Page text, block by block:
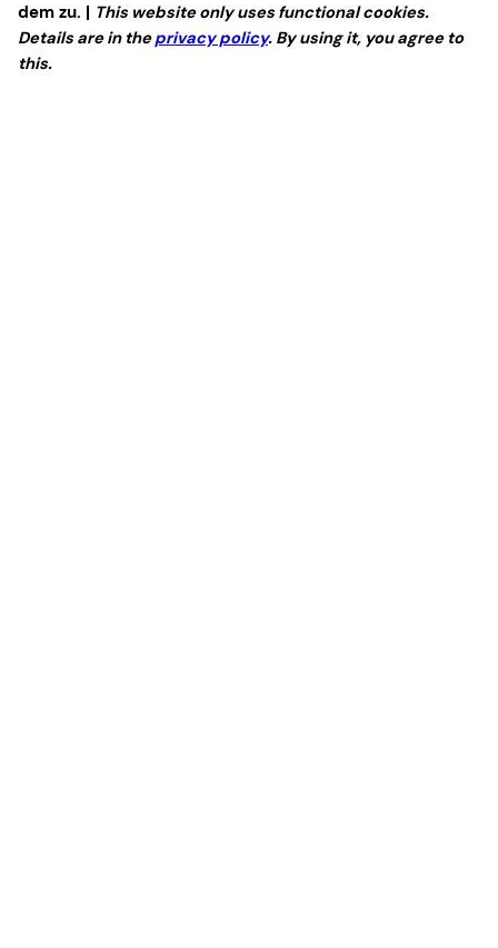
dem zu. | This website only uses functional cookies.
Details are in theprivacy policy. By using it, you agree to
this.